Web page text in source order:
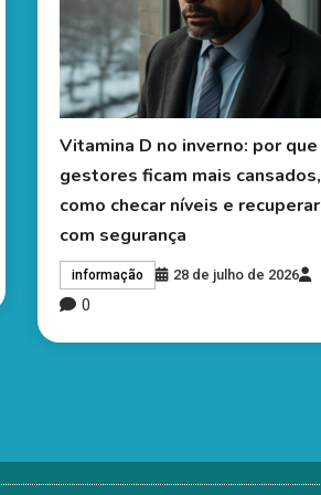
Vitamina D no inverno: por que
gestores ficam mais cansados,
como checar níveis e recuperar
com segurança
informação 28 de julho de 2026
0